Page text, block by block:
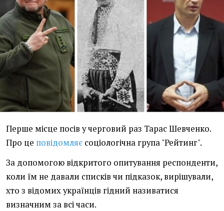
Перше місце посів у черговий раз Тарас Шевченко.
Про це повідомляє соціологічна група "Рейтинг".
За допомогою відкритого опитування респонденти,
коли їм не давали списків чи підказок, вирішували,
хто з відомих українців гідний називатися
визначним за всі часи.